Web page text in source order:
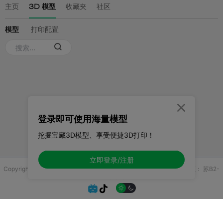
Copyright © 2025 无锡控博科技有限公司 版权所有增值电信业务许可证： 苏B2-
 
登录即可使用海量模型
挖掘宝藏3D模型、享受便捷3D打印！
立即登录/注册
